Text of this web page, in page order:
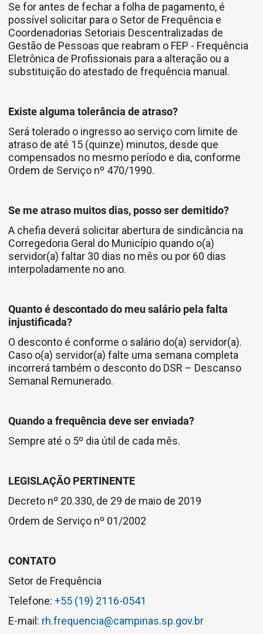
Se for antes de fechar a folha de pagamento, é
possível solicitar para o Setor de Frequência e
Coordenadorias Setoriais Descentralizadas de
Gestão de Pessoas que reabram o FEP - Frequência
Eletrônica de Profissionais para a alteração ou a
substituição do atestado de frequência manual.
Existe alguma tolerância de atraso?
Será tolerado o ingresso ao serviço com limite de
atraso de até 15 (quinze) minutos, desde que
compensados no mesmo período e dia, conforme
Ordem de Serviço nº 470/1990.
Se me atraso muitos dias, posso ser demitido?
A chefia deverá solicitar abertura de sindicância na
Corregedoria Geral do Município quando o(a)
servidor(a) faltar 30 dias no mês ou por 60 dias
interpoladamente no ano.
Quanto é descontado do meu salário pela falta
injustificada?
O desconto é conforme o salário do(a) servidor(a).
Caso o(a) servidor(a) falte uma semana completa
incorrerá também o desconto do DSR – Descanso
Semanal Remunerado.
Quando a frequência deve ser enviada?
Sempre até o 5º dia útil de cada mês.
LEGISLAÇÃO PERTINENTE
Decreto nº 20.330, de 29 de maio de 2019
Ordem de Serviço nº 01/2002
CONTATO
Setor de Frequência
Telefone: +55 (19) 2116-0541
E-mail: rh.frequencia@campinas.sp.gov.br